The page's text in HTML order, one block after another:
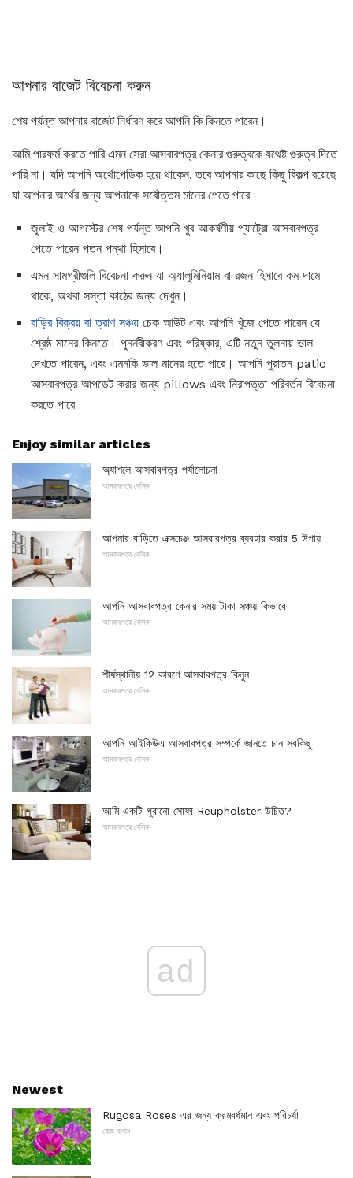
আপনার বাজেট বিবেচনা করুন
শেষ পর্যন্ত আপনার বাজেট নির্ধারণ করে আপনি কি কিনতে পারেন।
আমি পারফর্ম করতে পারি এমন সেরা আসবাবপত্র কেনার গুরুত্বকে যথেষ্ট গুরুত্ব দিতে
পারি না। যদি আপনি অর্থোপেডিক হয়ে থাকেন, তবে আপনার কাছে কিছু বিকল্প রয়েছে
যা আপনার অর্থের জন্য আপনাকে সর্বোত্তম মানের পেতে পারে।
জুলাই ও আগস্টের শেষ পর্যন্ত আপনি খুব আকর্ষণীয় প্যাট্রো আসবাবপত্র
পেতে পারেন পতন পন্থা হিসাবে।
এমন সামগ্রীগুলি বিবেচনা করুন যা অ্যালুমিনিয়াম বা রজন হিসাবে কম দামে
থাকে, অথবা সস্তা কাঠের জন্য দেখুন।
বাড়ির বিক্রয় বা ত্রাণ সঞ্চয় চেক আউট এবং আপনি খুঁজে পেতে পারেন যে
শ্রেষ্ঠ মানের কিনতে। পুনর্নবীকরণ এবং পরিষ্কার, এটি নতুন তুলনায় ভাল
দেখতে পারেন, এবং এমনকি ভাল মানের হতে পারে। আপনি পুরাতন patio
আসবাবপত্র আপডেট করার জন্য pillows এবং নিরাপত্তা পরিবর্তন বিবেচনা
করতে পারে।
Enjoy similar articles
অ্যাশলে আসবাবপত্র পর্যালোচনা
আসবাবপত্র বেসিক
আপনার বাড়িতে এক্সচেঞ্জ আসবাবপত্র ব্যবহার করার 5 উপায়
আসবাবপত্র বেসিক
আপনি আসবাবপত্র কেনার সময় টাকা সঞ্চয় কিভাবে
আসবাবপত্র বেসিক
শীর্ষস্থানীয় 12 কারণে আসবাবপত্র কিনুন
আসবাবপত্র বেসিক
আপনি আইকিউএ আসবাবপত্র সম্পর্কে জানতে চান সবকিছু
আসবাবপত্র বেসিক
আমি একটি পুরানো সোফা Reupholster উচিত?
আসবাবপত্র বেসিক
ad
Newest
Rugosa Roses এর জন্য ক্রমবর্ধমান এবং পরিচর্যা
রোজ বাগান